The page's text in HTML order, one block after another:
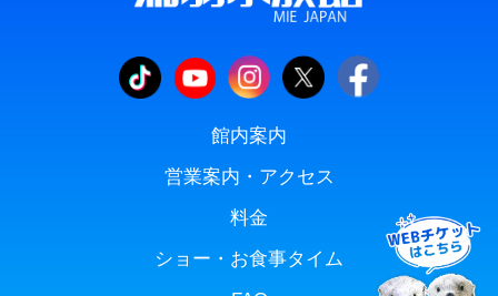
館内案内
営業案内・アクセス
料金
ショー・お食事タイム